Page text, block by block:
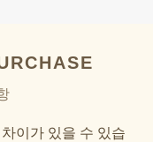
이가 있을 수 있습